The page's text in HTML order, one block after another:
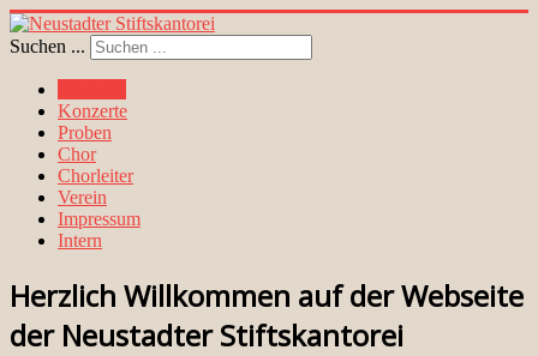
Suchen ...
Konzerte
Proben
Chor
Chorleiter
Verein
Impressum
Intern
Herzlich Willkommen auf der Webseite
der Neustadter Stiftskantorei